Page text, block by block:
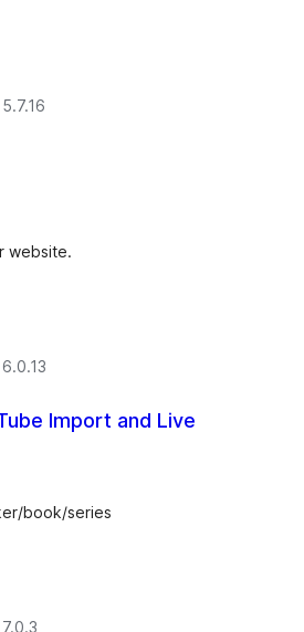
website.
Import and Live
book/series